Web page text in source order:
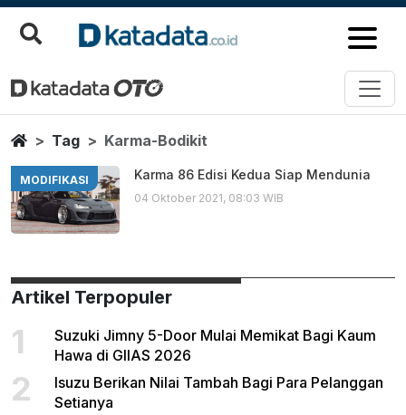
Karma Bodikit
Berita Terbaru
HomeTag Karma-Bodikit
MODIFIKASI Karma 86 Edisi Kedua Siap Mendunia
04 Oktober 2021, 08:03 WIB
Artikel Terpopuler
1
Suzuki Jimny 5-Door Mulai Memikat Bagi Kaum
Hawa di GIIAS 2026
2
Isuzu Berikan Nilai Tambah Bagi Para Pelanggan
Setianya